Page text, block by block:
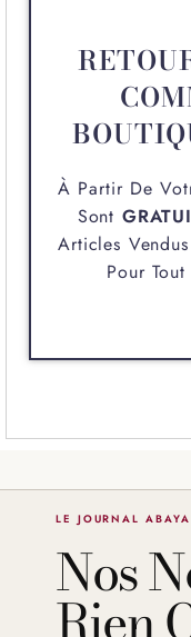
À Partir De
Sont
Articles
Pour
LE JOURNAL ABAYA
Nos